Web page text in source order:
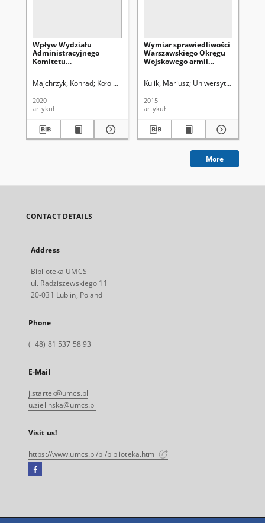
Wpływ Wydziału
Administracyjnego
Komitetu
Robotniczej na władzę
1956-1975 : wybrane
problemy
Majchrzyk, Konrad Koło Naukowe Historyków Studentów UMCS
2020
artykuł
Wymiar sprawiedliwości
Warszawskiego Okręgu
Wojskowego armii
Kulik, Mariusz Uniwersytet Marii
2015
artykuł
More
CONTACT DETAILS
Address
Biblioteka UMCS
ul. Radziszewskiego 11
20-031 Lublin, Poland
Phone
(+48) 81 537 58 93
E-Mail
j.startek@umcs.pl
u.zielinska@umcs.pl
Visit us!
https://www.umcs.pl/pl/biblioteka.htm
Facebook
open